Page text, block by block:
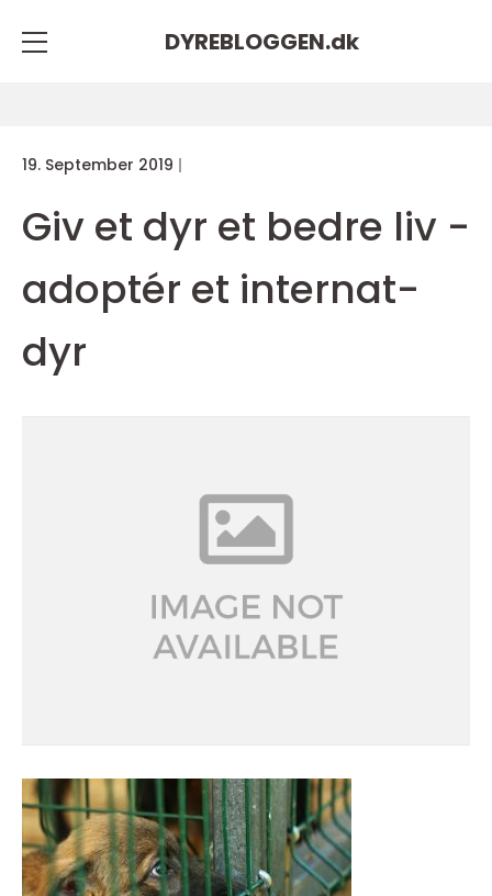
DYREBLOGGEN.dk
19. September 2019
Giv et dyr et bedre liv -
adoptér et internat-
dyr